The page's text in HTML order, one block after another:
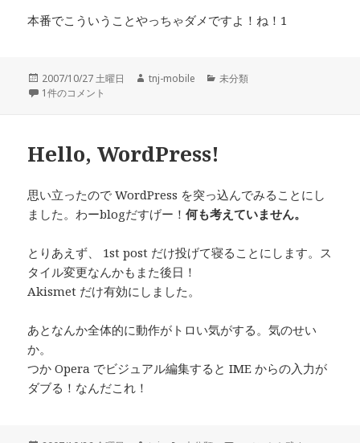
本番でこういうことやっちゃダメですよ！ね！1
投
稿
2007/10/27 土曜日
作
tnj-mobile
カ
未分類
携帯から投稿テスト への
1件のコメント
Hello, WordPress!
思い立ったので WordPress を突っ込んでみることにし
ました。わーblogだすげー！何も考えていません。
とりあえず、 1st post だけ投げて寝ることにします。ス
タイル変更なんかもまた後日！
Akismet だけ有効にしました。
あとなんか全体的に動作がトロい気がする。気のせい
か。
つか Opera でビジュアル編集すると IME からの入力が
ダブる！なんだこれ！